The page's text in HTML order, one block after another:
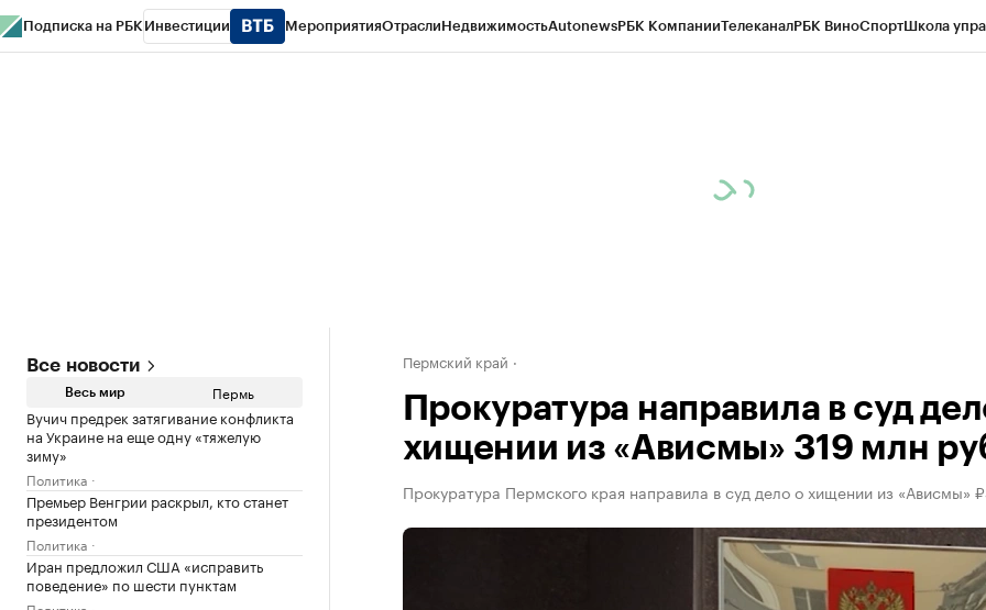
Подписка на РБК Инвестиции МероприятияОтраслиНедвижимостьAutonewsРБК КомпанииТелеканалРБК ВиноСпортШкола
Все новости
Весь мир Пермь
Вучич предрек затягивание конфликта
на Украине на еще одну «тяжелую
зиму»
Политика
Премьер Венгрии раскрыл, кто станет
президентом
Политика
Иран предложил США «исправить
поведение» по шести пунктам
Пермский край
Прокуратура направила в суд
хищении из «Ависмы» 319 млн
Прокуратура Пермского края направила в суд дело о хищении из «Ависмы»